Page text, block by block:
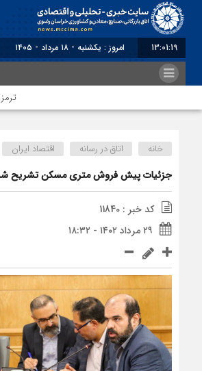
13:01:20 امروز : یکشنبه - ۱۸ مرداد - ۱۴۰۵
خانه اتاق در رسانه اقتصاد ایران
جزئیات پیش فروش متری مسکن تشریح
کد خبر : 11840
۲۹ مرداد ۱۴۰۲ - ۱۸:۳۲